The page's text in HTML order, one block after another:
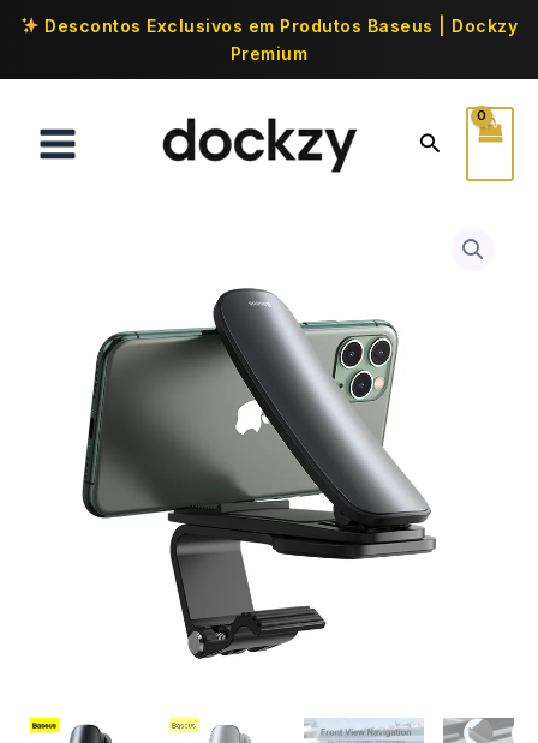
Descontos Exclusivos em Produtos Baseus | Dockzy
Premium